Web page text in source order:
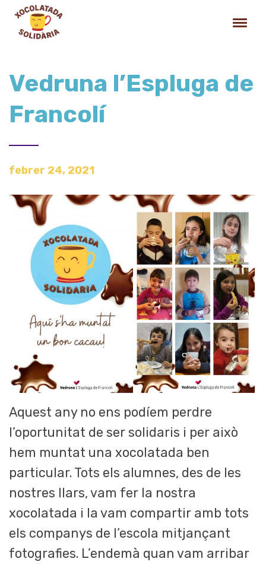
Vedruna l’Espluga de
Francolí
febrer 24, 2021
Aquest any no ens podíem perdre
l’oportunitat de ser solidaris i per això
hem muntat una xocolatada ben
particular. Tots els alumnes, des de les
nostres llars, vam fer la nostra
xocolatada i la vam compartir amb tots
els companys de l’escola mitjançant
fotografies. L’endemà quan vam arribar